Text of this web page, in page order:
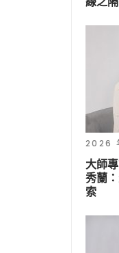
2026
大師
秀蘭
索